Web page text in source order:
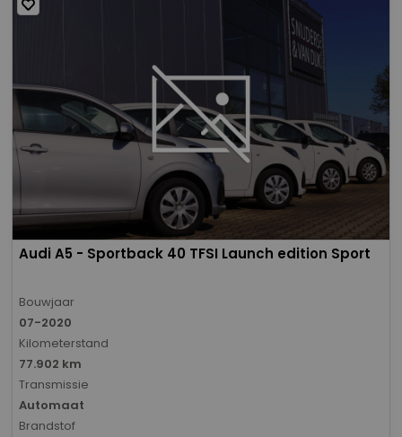
Audi A5 - Sportback 40 TFSI Launch edition Sport
Bouwjaar
07-2020
Kilometerstand
77.902 km
Transmissie
Automaat
Brandstof